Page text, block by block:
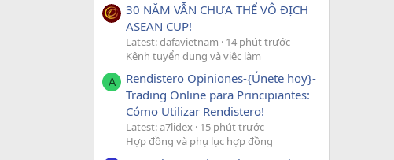
30 NĂM VẪN CHƯA THỂ VÔ ĐỊCH
ASEAN CUP!
Latest: dafavietnam
14 phút trước
Kênh tuyển dụng và việc làm
A
Rendistero Opiniones-{Únete hoy}-
Trading Online para Principiantes:
Cómo Utilizar Rendistero!
Latest: a7lidex 15 phút trước
Hợp đồng và phụ lục hợp đồng